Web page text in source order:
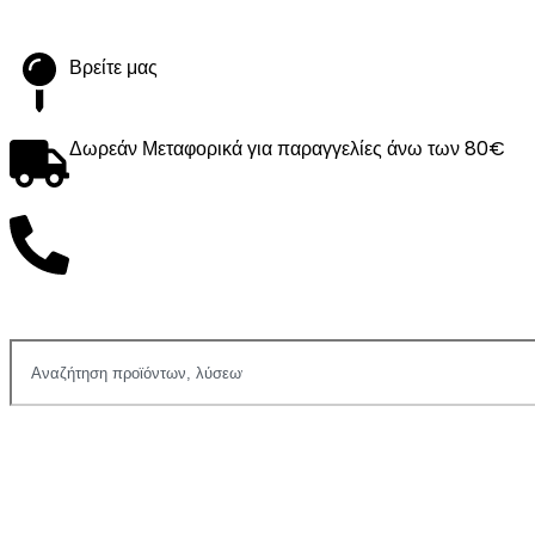
Βρείτε μας
Δωρεάν Μεταφορικά για παραγγελίες άνω των 80€